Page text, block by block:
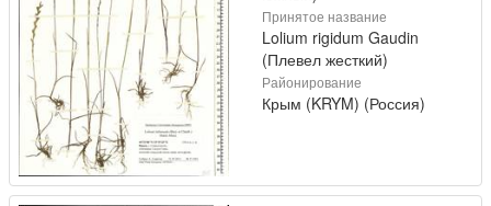
Принятое название
Lolium rigidum Gaudin
(Плевел жесткий)
Районирование
Крым (KRYM) (Россия)